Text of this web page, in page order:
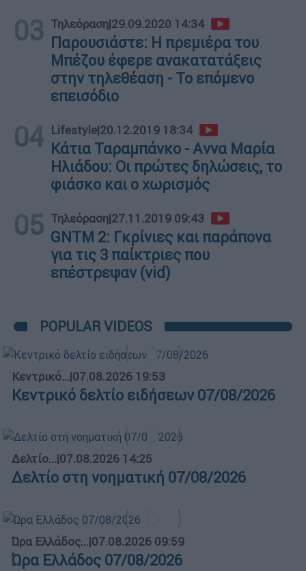
03 Τηλεόραση|29.09.2020 14:34
Παρουσιάστε: Η πρεμιέρα του
Μπέζου έφερε ανακατατάξεις
στην τηλεθέαση - Το επόμενο
επεισόδιο
04 Lifestyle|20.12.2019 18:34
Κάτια Ταραμπάνκο - Aννα Μαρία
Ηλιάδου: Οι πρώτες δηλώσεις, το
φιάσκο και ο χωρισμός
05 Τηλεόραση|27.11.2019 09:43
GNTM 2: Γκρίνιες και παράπονα
για τις 3 παίκτριες που
επέστρεψαν (vid)
POPULAR VIDEOS
Κεντρικό...|07.08.2026 19:53
Κεντρικό δελτίο ειδήσεων 07/08/2026
Δελτίο...|07.08.2026 14:25
Δελτίο στη νοηματική 07/08/2026
Ώρα Ελλάδος...|07.08.2026 09:59
Ώρα Ελλάδος 07/08/2026